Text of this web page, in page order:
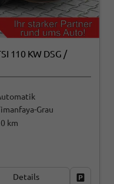
110 KW DSG /
Grau
km
Details